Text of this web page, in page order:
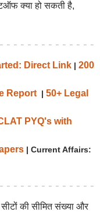
क्या हो सकती है,
Direct Link| 200
Report| 50+ Legal
PYQ's with
| Current Affairs:
की सीमित संख्या और